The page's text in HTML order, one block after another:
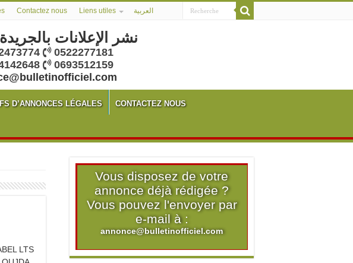
Contactez nous Liens utiles العربية
نشر الإعلانات
0522277181
0693512159
D’ANNONCES LÉGALES CONTACTEZ NOUS
LTS
Vous disposez de votre
annonce déjà rédigée ?
Vous pouvez l'envoyer par
e-mail à :
annonce@bulletinofficiel.com